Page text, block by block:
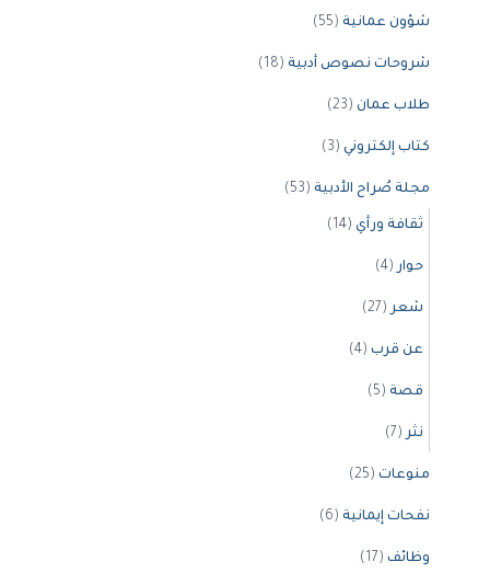
شؤون عمانية (55)
شروحات نصوص أدبية (18)
طلاب عمان (23)
كتاب إلكتروني (3)
مجلة صُراح الأدبية (53)
ثقافة ورأي (14)
حوار(4)
شعر(27)
عن قرب (4)
قصة (5)
نثر(7)
منوعات (25)
نفحات إيمانية (6)
وظائف (17)